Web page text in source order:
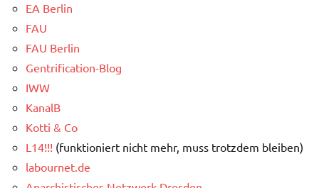
EA Berlin
FAU
FAU Berlin
Gentrification-Blog
IWW
KanalB
Kotti & Co
L14!!! (funktioniert nicht mehr, muss trotzdem bleiben)
labournet.de